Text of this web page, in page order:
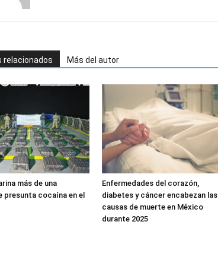
relacionados Más del autor
más de una
presunta cocaína en el
Enfermedades del corazón,
diabetes y cáncer encabezan las
causas de muerte en México
durante 2025